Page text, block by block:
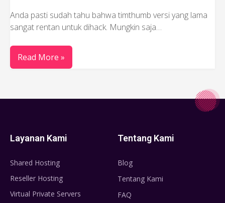
Anda pasti sudah tahu bahwa timthumb versi yang lama
sangat rentan untuk dihack. Mungkin saja…
Read More »
Layanan Kami
Shared Hosting
Reseller Hosting
Virtual Private Servers
Tentang Kami
Blog
Tentang Kami
FAQ